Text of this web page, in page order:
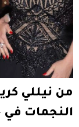
من نيللي
النجمات